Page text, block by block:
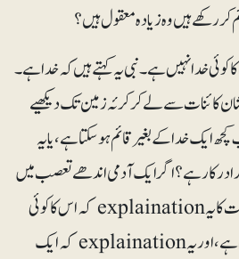
رکھے ہیں وہ زیادہ معقول ہیں؟
کوئی خدا نہیں ہے۔ نبی یہ کہتے ہیں کہ خدا ہے۔
کائنات سے لے کر کرئہ زمین تک دیکھیے
ایک خدا کے بغیر قائم ہوسکتا ہے، یا یہ
ہے؟ اگر ایک آدمی اندھے تعصب میں
مبتلا نہیں ہے تو وہ کہے گا کہ کائنات کا یہ explaination کہ اس کا کوئی
خدا نہیں ہے یہ نہایت نامعقول ہے، اور یہ explaination کہ ایک